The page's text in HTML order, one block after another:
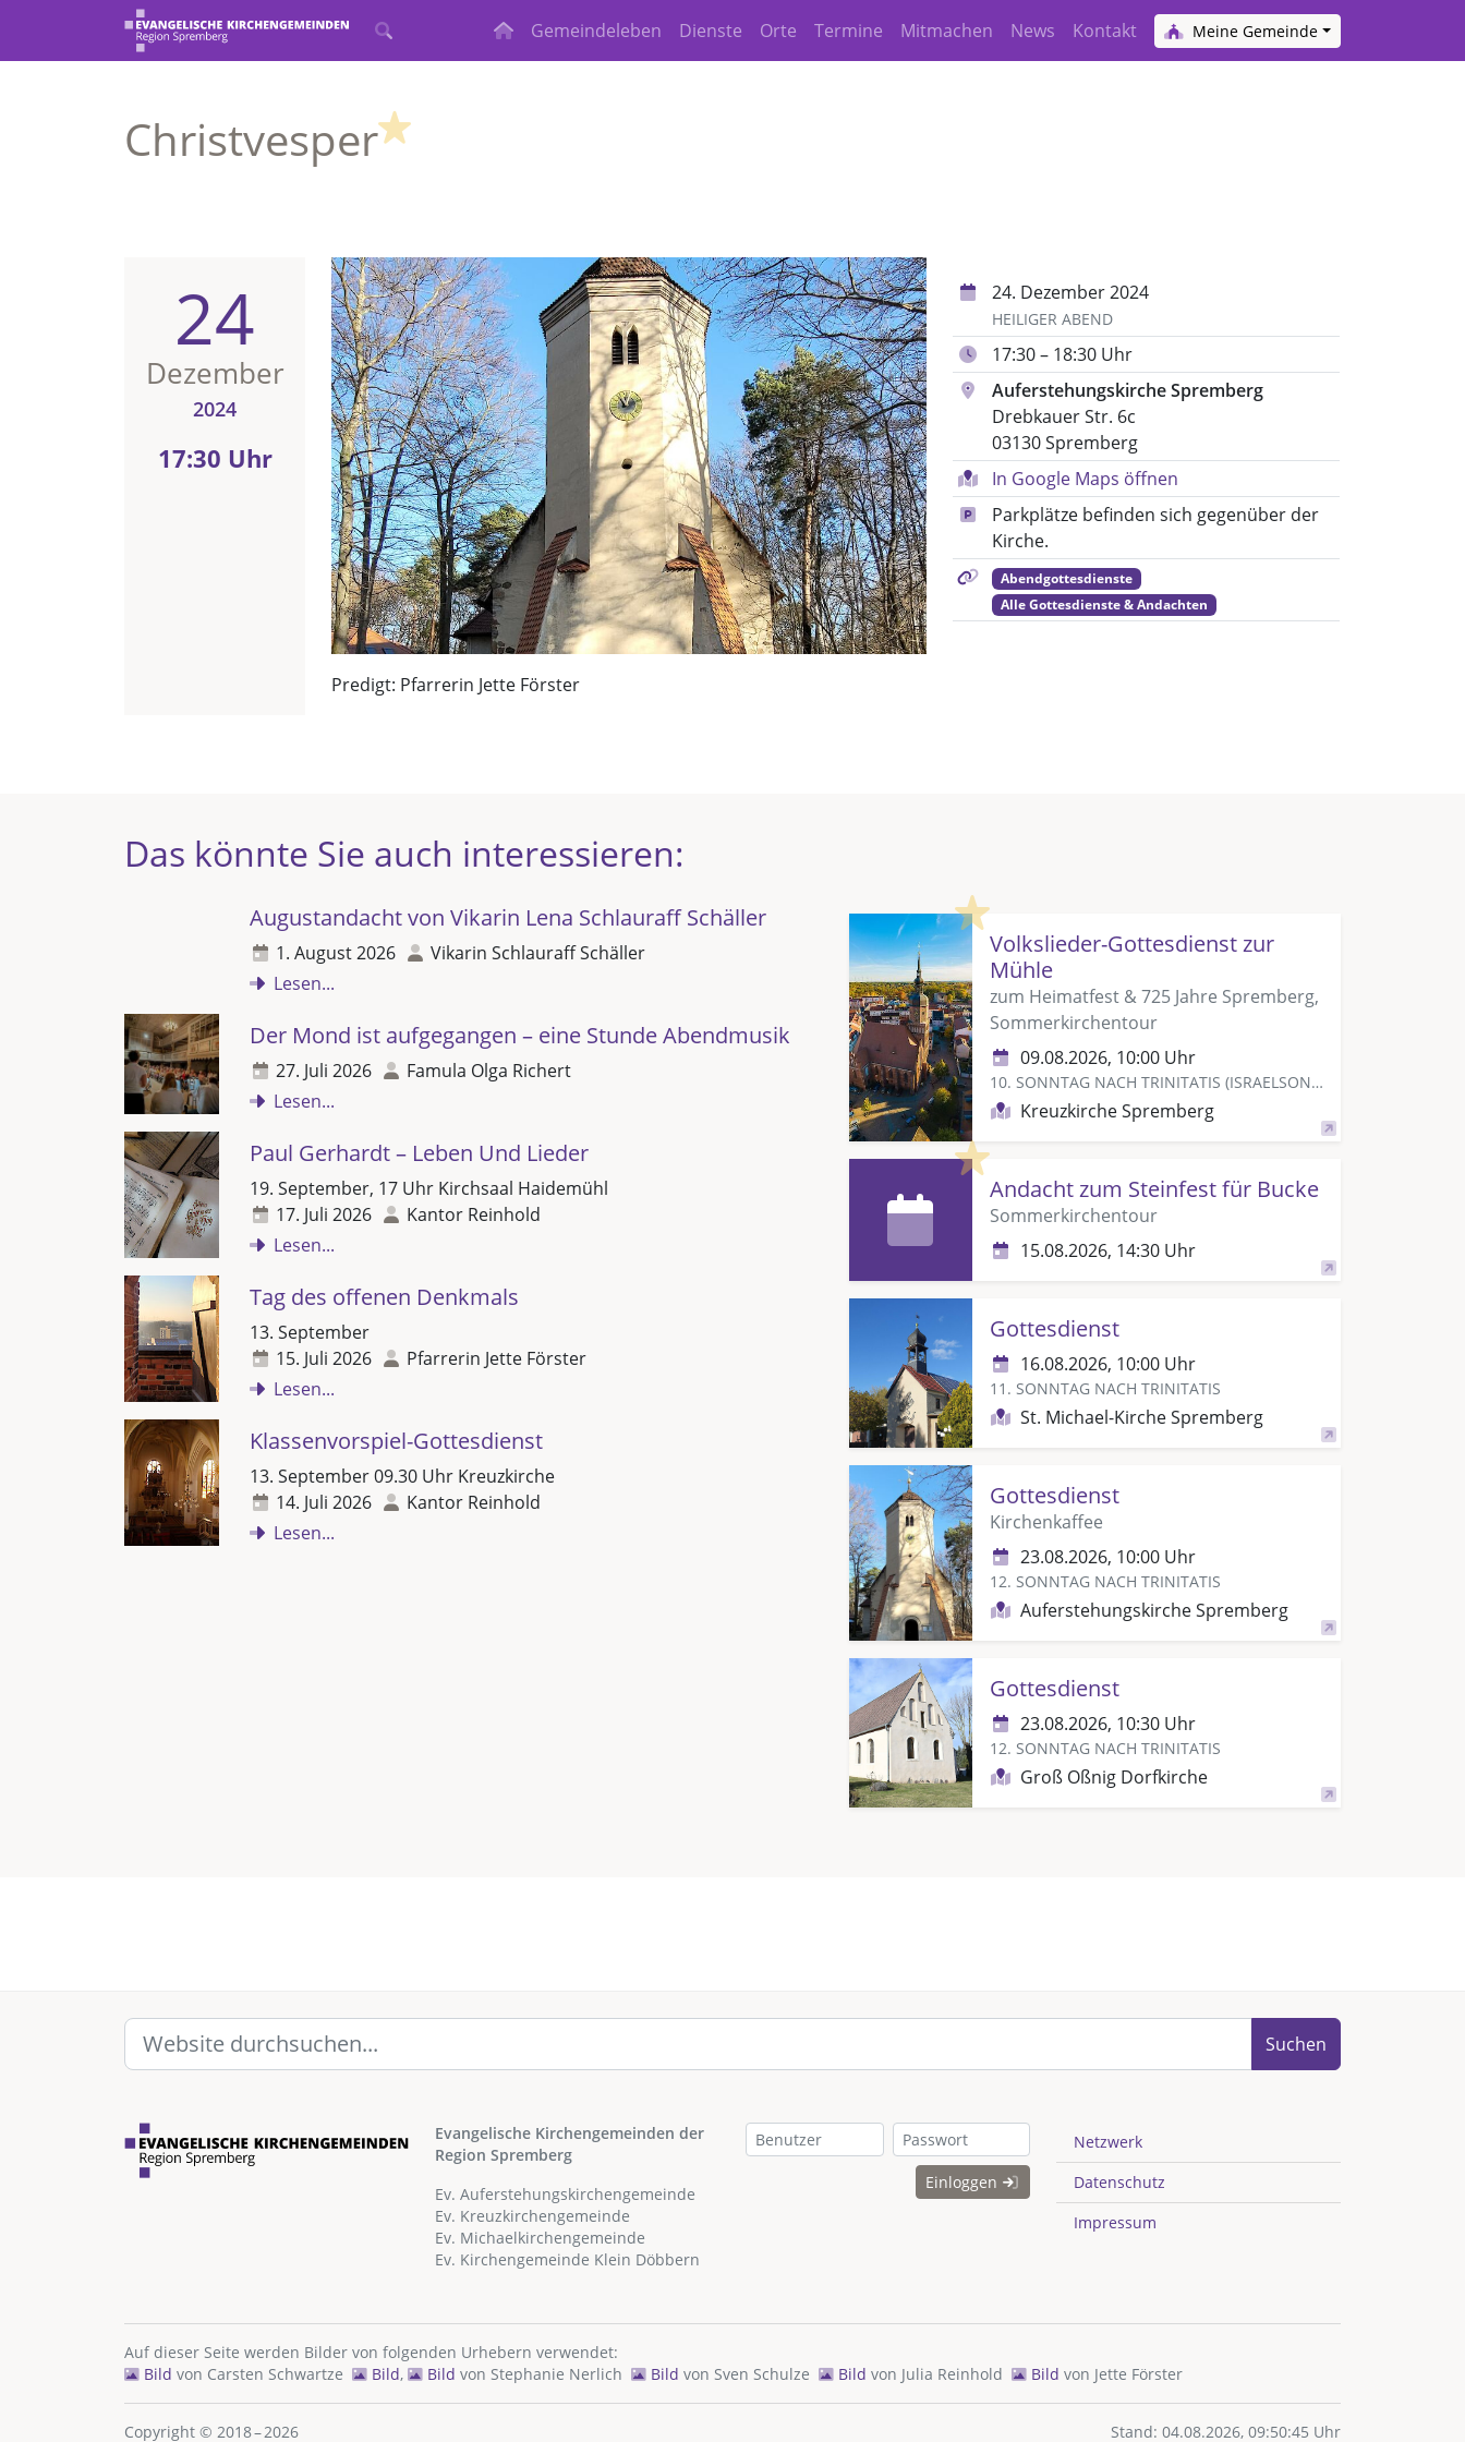
Gemeindeleben Dienste Orte Termine Mitmachen News Kontakt Meine Gemeinde
Christvesper
24
Dezember
2024
17:30 Uhr
Predigt: Pfarrerin Jette Förster
24. Dezember 2024
HEILIGER ABEND
17:30 – 18:30 Uhr
Auferstehungskirche Spremberg
Drebkauer Str. 6c
03130 Spremberg
In Google Maps öffnen
Parkplätze befinden sich gegenüber der
Kirche.
Abendgottesdienste
Alle Gottesdienste & Andachten
Das könnte Sie auch interessieren:
Highlight
Volkslieder-Gottesdienst zur
Mühle
zum Heimatfest & 725 Jahre Spremberg,
Sommerkirchentour
09.08.2026, 10:00 Uhr
10. SONNTAG NACH TRINITATIS (ISRAELSONNTAG)
Kreuzkirche Spremberg
Highlight
Andacht zum Steinfest für Bucke
Sommerkirchentour
15.08.2026, 14:30 Uhr
Gottesdienst
16.08.2026, 10:00 Uhr
11. SONNTAG NACH TRINITATIS
St. Michael-Kirche Spremberg
Gottesdienst
Kirchenkaffee
23.08.2026, 10:00 Uhr
12. SONNTAG NACH TRINITATIS
Auferstehungskirche Spremberg
Gottesdienst
23.08.2026, 10:30 Uhr
12. SONNTAG NACH TRINITATIS
Groß Oßnig Dorfkirche
Augustandacht von Vikarin Lena Schlauraff Schäller
1. August 2026
Vikarin Schlauraff Schäller
Lesen...
Der Mond ist aufgegangen – eine Stunde Abendmusik
27. Juli 2026
Famula Olga Richert
Lesen...
Paul Gerhardt – Leben Und Lieder
19. September, 17 Uhr Kirchsaal Haidemühl
17. Juli 2026
Kantor Reinhold
Lesen...
Tag des offenen Denkmals
13. September
15. Juli 2026
Pfarrerin Jette Förster
Lesen...
Klassenvorspiel-Gottesdienst
13. September 09.30 Uhr Kreuzkirche
14. Juli 2026
Kantor Reinhold
Lesen...
Suchen
Evangelische Kirchengemeinden der
Region Spremberg
Ev. Auferstehungskirchengemeinde
Ev. Kreuzkirchengemeinde
Ev. Michaelkirchengemeinde
Ev. Kirchengemeinde Klein Döbbern
Einloggen
Netzwerk
Datenschutz
Impressum
Auf dieser Seite werden Bilder von folgenden Urhebern verwendet:
Bild von Carsten Schwartze Bild, Bild von Stephanie Nerlich Bild von Sven Schulze Bild von Julia Reinhold Bild von Jette Förster
Copyright © 2018 – 2026 Stand: 04.08.2026, 09:50:45 Uhr